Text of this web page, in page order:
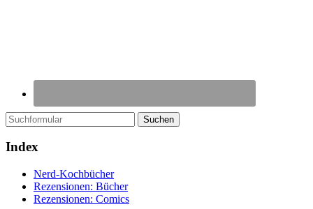
Suchen
Index
Nerd-Kochbücher
Rezensionen: Bücher
Rezensionen: Comics